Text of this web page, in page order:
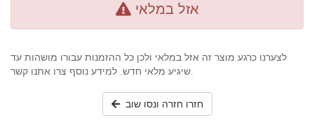
אזל במלאי
לצערנו כרגע מוצר זה אזל במלאי ולכן כל ההזמנות עבורו מושהות עד
שיגיע מלאי חדש. למידע נוסף צרו אתנו קשר.
חזרו חזרה ונסו שוב